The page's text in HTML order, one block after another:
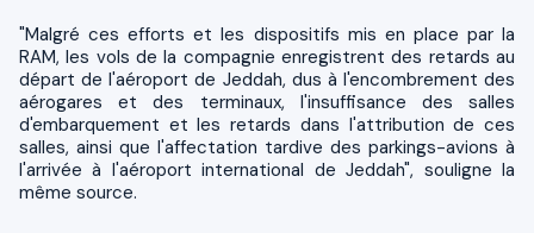
"Malgré ces efforts et les dispositifs mis en place par la
RAM, les vols de la compagnie enregistrent des retards au
départ de l'aéroport de Jeddah, dus à l'encombrement des
aérogares et des terminaux, l'insuffisance des salles
d'embarquement et les retards dans l'attribution de ces
salles, ainsi que l'affectation tardive des parkings-avions à
l'arrivée à l'aéroport international de Jeddah", souligne la
même source.